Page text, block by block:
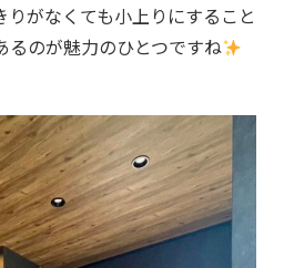
がなくても小上りにすること
るのが魅力のひとつですね